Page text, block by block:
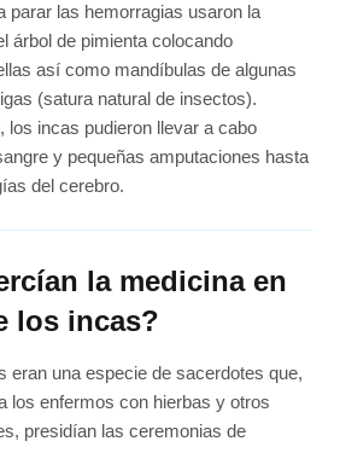
parar las hemorragias usaron la
árbol de pimienta colocando
así como mandíbulas de algunas
(satura natural de insectos).
los incas pudieron llevar a cabo
y pequeñas amputaciones hasta
del cerebro.
la medicina en
los incas?
eran una especie de sacerdotes que,
los enfermos con hierbas y otros
presidían las ceremonias de